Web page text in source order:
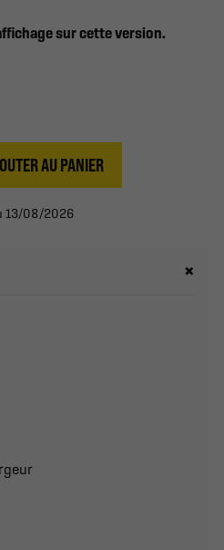
sur cette version.
AU PANIER
13/08/2026